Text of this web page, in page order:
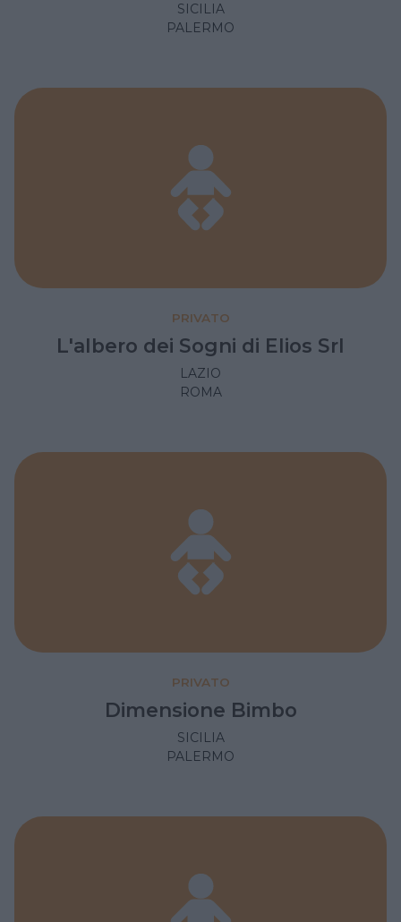
SICILIA
PALERMO
PRIVATO
L'albero dei Sogni di Elios Srl
LAZIO
ROMA
PRIVATO
Dimensione Bimbo
SICILIA
PALERMO